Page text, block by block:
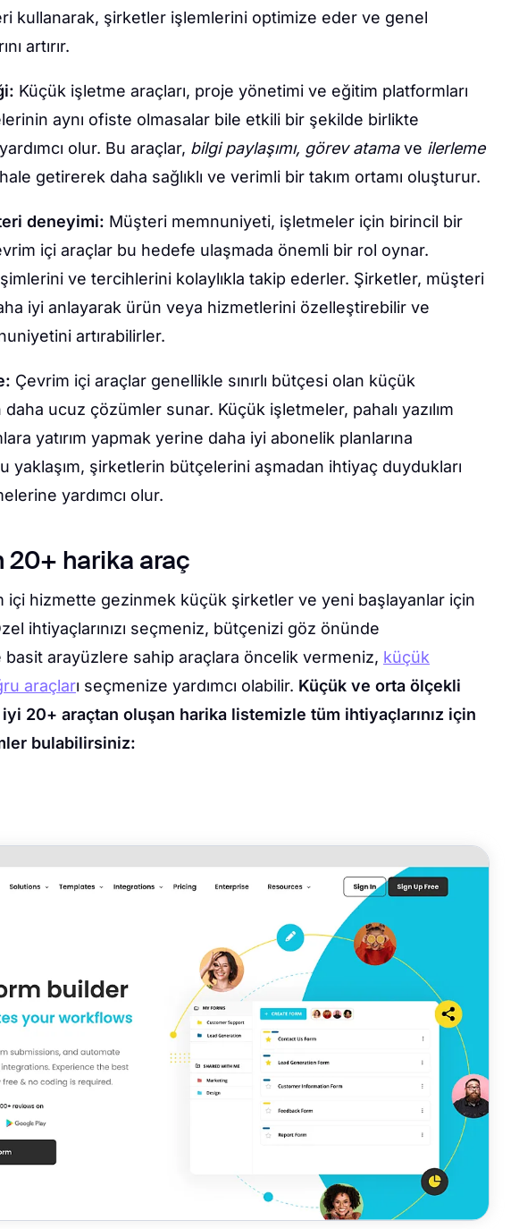
kullanarak, şirketler işlemlerini optimize eder ve genel
artırır.
Küçük işletme araçları, proje yönetimi ve eğitim platformları
aynı ofiste olmasalar bile etkili bir şekilde birlikte
olur. Bu araçlar, bilgi paylaşımı, görev atamave ilerleme
getirerek daha sağlıklı ve verimli bir takım ortamı oluşturur.
deneyimi: Müşteri memnuniyeti, işletmeler için birincil bir
içi araçlar bu hedefe ulaşmada önemli bir rol oynar.
ve tercihlerini kolaylıkla takip ederler. Şirketler, müşteri
iyi anlayarak ürün veya hizmetlerini özelleştirebilir ve
artırabilirler.
Çevrim içi araçlar genellikle sınırlı bütçesi olan küçük
ucuz çözümler sunar. Küçük işletmeler, pahalı yazılım
yatırım yapmak yerine daha iyi abonelik planlarına
yaklaşım, şirketlerin bütçelerini aşmadan ihtiyaç duydukları
yardımcı olur.
20+ harika araç
içi hizmette gezinmek küçük şirketler ve yeni başlayanlar için
ihtiyaçlarınızı seçmeniz, bütçenizi göz önünde
basit arayüzlere sahip araçlara öncelik vermeniz, küçük
araçları seçmenize yardımcı olabilir. Küçük ve orta ölçekli
20+ araçtan oluşan harika listemizle tüm ihtiyaçlarınız için
bulabilirsiniz: